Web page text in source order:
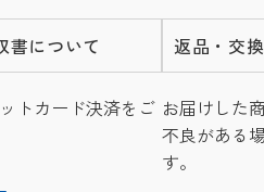
書について
トカード決済をご
返品・交
お届けした
不良がある
す。